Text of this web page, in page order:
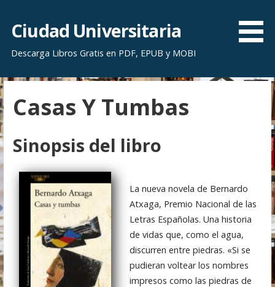
r
a
l
c
o
n
e
n
i
d
o
Ciudad Universitaria
Descarga Libros Gratis en PDF, EPUB y MOBI
Casas Y Tumbas
Sinopsis del libro
La nueva novela de Bernardo
Atxaga, Premio Nacional de las
Letras Españolas. Una historia
de vidas que, como el agua,
discurren entre piedras. «Si se
pudieran voltear los nombres
impresos como las piedras de